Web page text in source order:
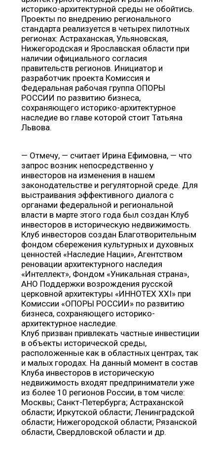
историко-архитектурной среды не обойтись.
Проекты по внедрению регионального
стандарта реализуется в четырех пилотных
регионах: Астраханская, Ульяновская,
Нижегородская и Ярославская области при
наличии официального согласия
правительств регионов. Инициатор и
разработчик проекта Комиссия и
Федеральная рабочая группа ОПОРЫ
РОССИИ по развитию бизнеса,
сохраняющего историко-архитектурное
наследие во главе которой стоит Татьяна
Львова.
— Отмечу, — считает Ирина Ефимовна, — что
запрос возник непосредственно у
инвесторов на изменения в нашем
законодательстве и регуляторной среде. Для
выстраивания эффективного диалога с
органами федеральной и региональной
власти в марте этого года был создан Клуб
инвесторов в историческую недвижимость.
Клуб инвесторов создан Благотворительным
фондом сбережения культурных и духовных
ценностей «Наследие Нации», Агентством
реновации архитектурного наследия
«Интеллект», Фондом «Уникальная страна»,
АНО Поддержки возрождения русской
церковной архитектуры «ИННОТЕХ XXI» при
Комиссии «ОПОРЫ РОССИИ» по развитию
бизнеса, сохраняющего историко-
архитектурное наследие.
Клуб призван привлекать частные инвестиции
в объекты исторической среды,
расположенные как в областных центрах, так
и малых городах. На данный момент в состав
Клуба инвесторов в историческую
недвижимость входят предприниматели уже
из более 10 регионов России, в том числе:
Москвы; Санкт-Петербурга; Астраханской
области; Иркутской области; Ленинградской
области; Нижегородской области; Рязанской
области, Свердловской области и др.